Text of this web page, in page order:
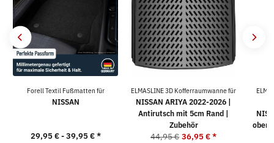
Forell Textil Fußmatten für
NISSAN
29,95 € -39,95 €*
ELMASLINE 3D Kofferraumwanne für
NISSAN ARIYA 2022-2026 |
Antirutsch mit 5cm Rand |
Zubehör
44,95 € 36,95 €*